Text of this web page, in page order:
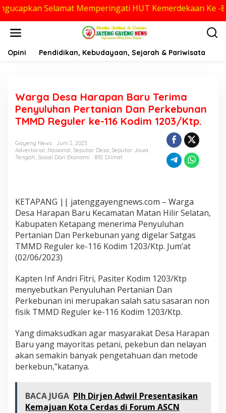
Memperingati HUT Kemerdekaan Ke -81
Opini Pendidikan, Kebudayaan, Sejarah & Pariwisata
Warga Desa Harapan Baru Terima
Penyuluhan Pertanian Dan Perkebunan
TMMD Reguler ke-116 Kodim 1203/Ktp.
Gayeng News
Juni 2, 2023
Advertorial, Nasional, Seputar Desa, Seputar Jawa
Tengah, Sosial Dan Ekonomi 892 Dilihat
KETAPANG || jatenggayengnews.com – Warga
Desa Harapan Baru Kecamatan Matan Hilir Selatan,
Kabupaten Ketapang menerima Penyuluhan
Pertanian Dan Perkebunan yang digelar Satgas
TMMD Reguler ke-116 Kodim 1203/Ktp. Jum’at
(02/06/2023)
Kapten Inf Andri Fitri, Pasiter Kodim 1203/Ktp
menyebutkan Penyuluhan Pertanian Dan
Perkebunan ini merupakan salah satu sasaran non
fisik TMMD Reguler ke-116 Kodim 1203/Ktp.
Yang dimaksudkan agar masyarakat Desa Harapan
Baru yang mayoritas petani, pekebun dan nelayan
akan semakin banyak pengetahuan dan metode
berkebun,”katanya.
BACA JUGA Plh Dirjen Adwil Presentasikan
Kemajuan Kota Cerdas di Forum ASCN